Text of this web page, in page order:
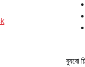
ব্যুরো